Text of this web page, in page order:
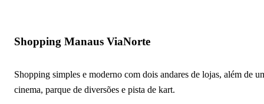
Shopping Manaus ViaNorte
Shopping simples e moderno com dois andares de lojas, além de
cinema, parque de diversões e pista de kart.